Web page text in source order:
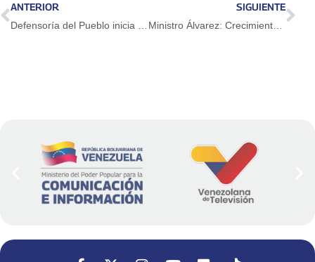
ANTERIOR
Defensoría del Pueblo inicia mesas de consulta a la sociedad civil
SIGUIENTE
Ministro Álvarez: Crecimiento de 32% en exportaciones no petroleras durante primer trimestre 2026